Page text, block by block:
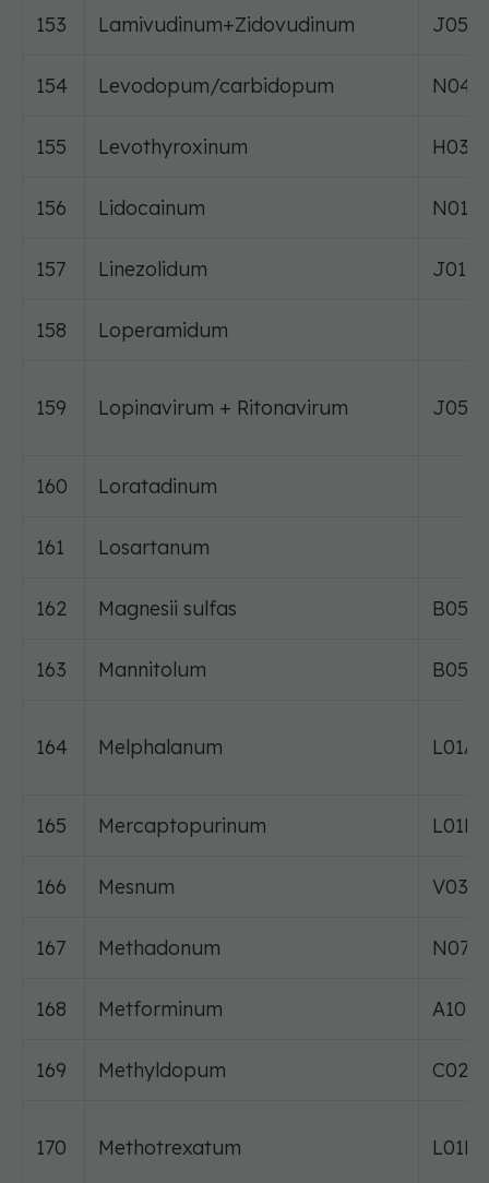
153 Lamivudinum+Zidovudinum
154 Levodopum/carbidopum
155 Levothyroxinum
156 Lidocainum
157 Linezolidum
158 Loperamidum
159 Lopinavirum + Ritonavirum
160 Loratadinum
161 Losartanum
162 Magnesii sulfas
163 Mannitolum
164 Melphalanum
165 Mercaptopurinum
166 Mesnum
167 Methadonum
168 Metforminum
169 Methyldopum
170 Methotrexatum